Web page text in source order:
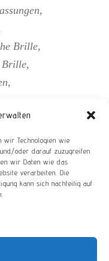
wir Technologien wie
oder darauf zuzugreifen.
wir Daten wie das
verarbeiten. Die
kann sich nachteilig auf
Brille
Brille
Optik
GMBH -